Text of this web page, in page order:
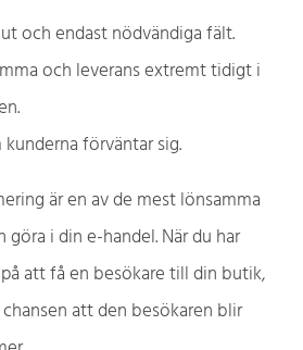
och endast nödvändiga fält.
och leverans extremt tidigt i
förväntar sig.
är en av de mest lönsamma
göra i din e-handel. När du har
att få en besökare till din butik,
att den besökaren blir